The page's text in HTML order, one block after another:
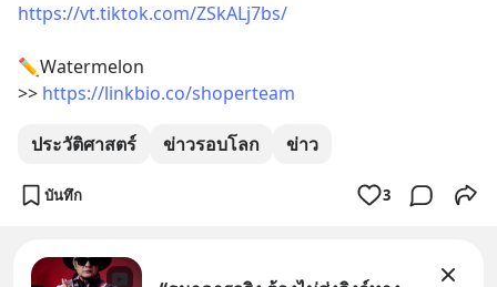
https://vt.tiktok.com/ZSkALj7bs/
✏️Watermelon
>> https://linkbio.co/shoperteam
ประวัติศาสตร์ ข่าวรอบโลก ข่าว
บันทึก 3